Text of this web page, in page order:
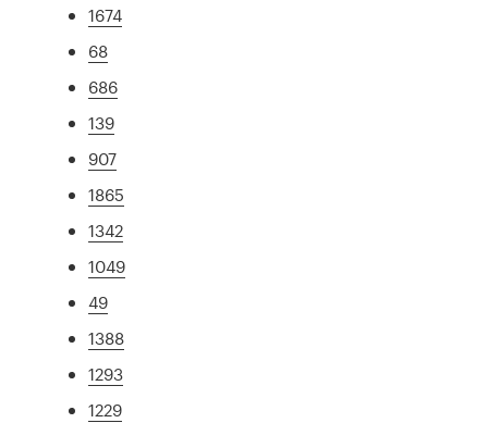
1674
68
686
139
907
1865
1342
1049
49
1388
1293
1229